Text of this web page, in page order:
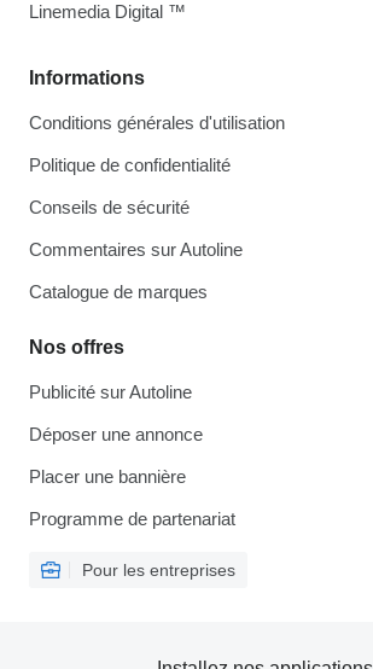
Informations
Conditions générales d'utilisation
Politique de confidentialité
Conseils de sécurité
Commentaires sur Autoline
Catalogue de marques
Nos offres
Publicité sur Autoline
Déposer une annonce
Placer une bannière
Programme de partenariat
Pour les entreprises
Linemedia Digital ™